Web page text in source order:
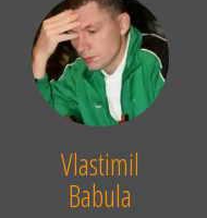
Vlastimil
Babula